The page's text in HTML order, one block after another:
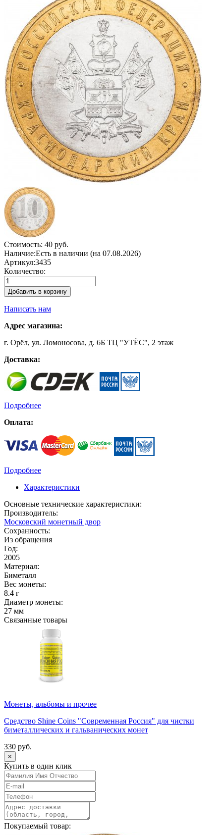
Стоимость: 40 руб.
Наличие:Есть в наличии (на 07.08.2026)
Артикул:3435
Количество:
Добавить в корзину
Написать нам
Адрес магазина:
г. Орёл, ул. Ломоносова, д. 6Б ТЦ "УТЁС", 2 этаж
Доставка:
Подробнее
Оплата:
Подробнее
Характеристики
Основные технические характеристики:
Производитель:
Московский монетный двор
Сохранность:
Из обращения
Год:
2005
Материал:
Биметалл
Вес монеты:
8.4 г
Диаметр монеты:
27 мм
Связанные товары
Монеты, альбомы и прочее
Средство Shine Coins "Современная Россия" для чистки
биметаллических и гальванических монет
330 руб.
×
Купить в один клик
Покупаемый товар: